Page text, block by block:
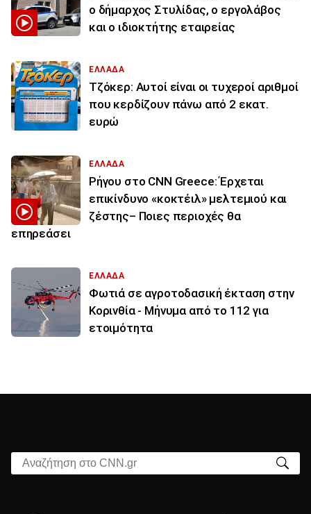
ο δήμαρχος Στυλίδας, ο εργολάβος
και ο ιδιοκτήτης εταιρείας
ΕΛΛΑΔΑ
Τζόκερ: Αυτοί είναι οι τυχεροί αριθμοί
που κερδίζουν πάνω από 2 εκατ.
ευρώ
ΕΛΛΑΔΑ
Ρήγου στο CNN Greece: Έρχεται
επικίνδυνο «κοκτέιλ» μελτεμιού και
ζέστης– Ποιες περιοχές θα
επηρεάσει
ΕΛΛΑΔΑ
Φωτιά σε αγροτοδασική έκταση στην
Κορινθία - Μήνυμα από το 112 για
ετοιμότητα
Αναζήτηση στο CNN.gr